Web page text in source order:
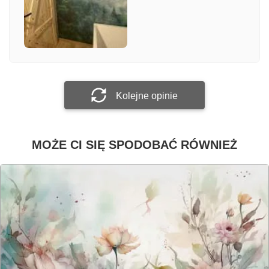
Załącz zdjęcie
Kolejne opinie
MOŻE CI SIĘ SPODOBAĆ RÓWNIEŻ